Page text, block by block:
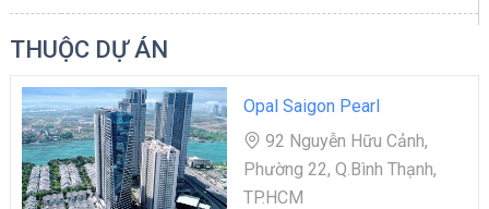
THUỘC DỰ ÁN
Opal Saigon Pearl
92 Nguyễn Hữu Cảnh,
Phường 22, Q.Bình Thạnh,
TP.HCM